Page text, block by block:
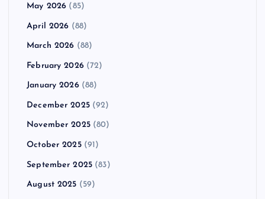
May 2026 (85)
April 2026 (88)
March 2026 (88)
February 2026(72)
January 2026(88)
December 2025(92)
November 2025(80)
October 2025(91)
September 2025 (83)
August 2025 (59)